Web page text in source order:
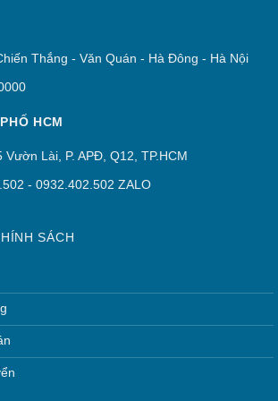
so với tủ giày gỗ.
Khánh_công ty thiết kế và sản
đài loan uy tín tại Hà Nội
An Hòa,Mộ Lao,Hà Đông, Hà Nộ
Fanpge
Thắng - Văn Quán - Hà Đông - Hà Nội
HCM
Vườn Lài, P. APĐ, Q12, TP.HCM
- 0932.402.502 ZALO
SÁCH